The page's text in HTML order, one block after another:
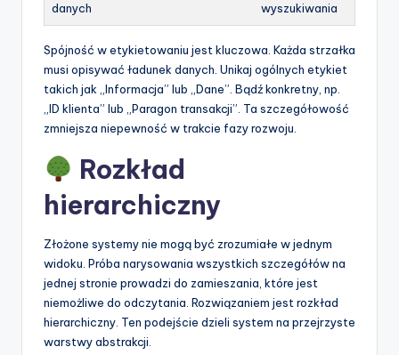
danych
wyszukiwania
Spójność w etykietowaniu jest kluczowa. Każda strzałka
musi opisywać ładunek danych. Unikaj ogólnych etykiet
takich jak „Informacja” lub „Dane”. Bądź konkretny, np.
„ID klienta” lub „Paragon transakcji”. Ta szczegółowość
zmniejsza niepewność w trakcie fazy rozwoju.
Rozkład
hierarchiczny
Złożone systemy nie mogą być zrozumiałe w jednym
widoku. Próba narysowania wszystkich szczegółów na
jednej stronie prowadzi do zamieszania, które jest
niemożliwe do odczytania. Rozwiązaniem jest rozkład
hierarchiczny. Ten podejście dzieli system na przejrzyste
warstwy abstrakcji.